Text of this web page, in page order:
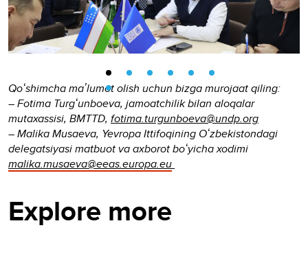
Qoʻshimcha maʼlumot olish uchun bizga murojaat qiling:
– Fotima Turgʻunboeva, jamoatchilik bilan aloqalar
mutaxassisi, BMTTD, fotima.turgunboeva@undp.org
– Malika Musaeva, Yevropa Ittifoqining Oʻzbekistondagi
delegatsiyasi matbuot va axborot boʻyicha xodimi
malika.musaeva@eeas.europa.eu
Explore more